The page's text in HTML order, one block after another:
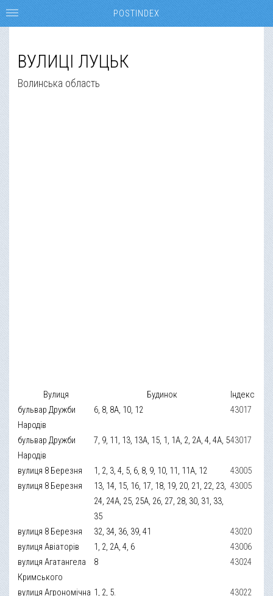
ВУЛИЦІ ЛУЦЬК
Волинська область
Вулиця Будинок
Індекс
бульвар Дружби
Народів
6, 8, 8А, 10, 12 43017
бульвар Дружби
Народів
7, 9, 11, 13, 13А, 15, 1, 1А, 2, 2А, 4, 4А, 543017
вулиця 8 Березня 1, 2, 3, 4, 5, 6, 8, 9, 10, 11, 11А, 12
43005
вулиця 8 Березня
13, 14, 15, 16, 17, 18, 19, 20, 21, 22, 23,
24, 24А, 25, 25А, 26, 27, 28, 30, 31, 33,
35
43005
вулиця 8 Березня 32, 34, 36, 39, 41
43020
вулиця Авіаторів
1, 2, 2А, 4, 6
43006
вулиця Агатангела
Кримського
8 43024
вулиця Агрономічна 1, 2, 5.
43022
POSTINDEX